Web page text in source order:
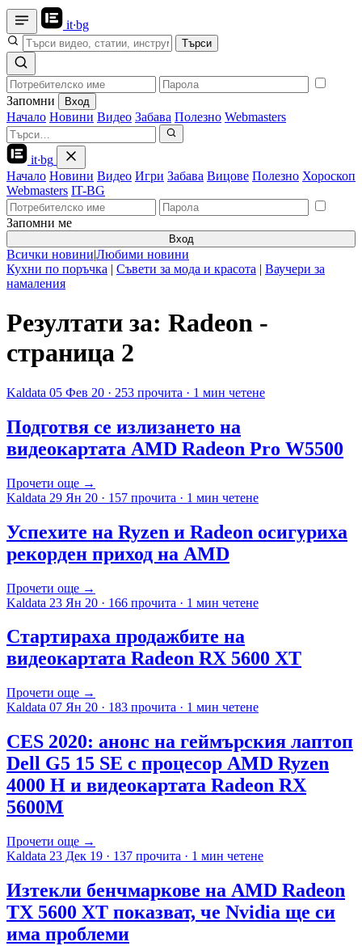
it·bg
Търси
Запомни Вход
Начало Новини Видео Забава Полезно Webmasters
it·bg
Начало Новини Видео Игри Забава Вицове Полезно Хороскоп
Webmasters IT-BG
Запомни ме
Вход
Всички новини|Любими новини
Кухни по поръчка | Съвети за мода и красота | Ваучери за
намаления
Резултати за: Radeon -
страница 2
Kaldata 05 Фев 20 · 253 прочита · 1 мин четене
Подготвя се излизането на
видеокартата AMD Radeon Pro W5500
Прочети още →
Kaldata 29 Ян 20 · 157 прочита · 1 мин четене
Успехите на Ryzen и Radeon осигуриха
рекорден приход на AMD
Прочети още →
Kaldata 23 Ян 20 · 166 прочита · 1 мин четене
Стартираха продажбите на
видеокартата Radeon RX 5600 XT
Прочети още →
Kaldata 07 Ян 20 · 183 прочита · 1 мин четене
CES 2020: анонс на геймърския лаптоп
Dell G5 15 SE с процесор AMD Ryzen
4000 H и видеокартата Radeon RX
5600M
Прочети още →
Kaldata 23 Дек 19 · 137 прочита · 1 мин четене
Изтекли бенчмаркове на AMD Radeon
TX 5600 XT показват, че Nvidia ще си
има проблеми